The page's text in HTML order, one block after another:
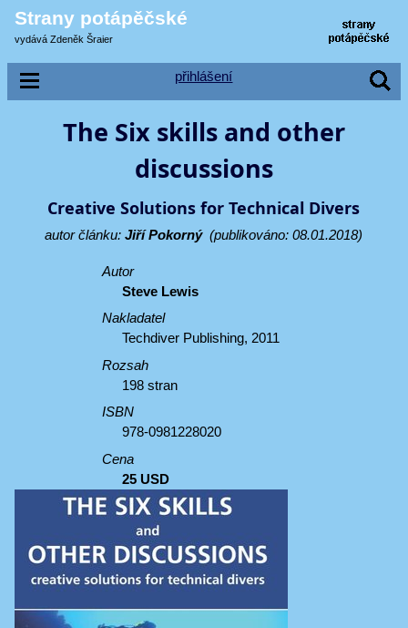
Strany potápěčské
vydává Zdeněk Šraier
přihlášení
The Six skills and other
discussions
Creative Solutions for Technical Divers
autor článku:Jiří Pokorný(publikováno: 08.01.2018)
Autor
Steve Lewis
Nakladatel
Techdiver Publishing, 2011
Rozsah
198 stran
ISBN
978-0981228020
Cena
25 USD